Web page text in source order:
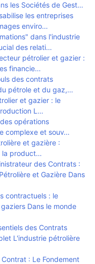
les Sociétés de Gest…
les entreprises
enviro…
dans l'industrie
des relati…
pétrolier et gazier :
financie…
des contrats
pétrole et du gaz,…
et gazier : le
L…
opérations
complexe et souv…
et gazière :
la product…
des Contrats :
et Gazière Dans
contractuels : le
Dans le monde
des Contrats
L'industrie pétrolière
Contrat : Le Fondement